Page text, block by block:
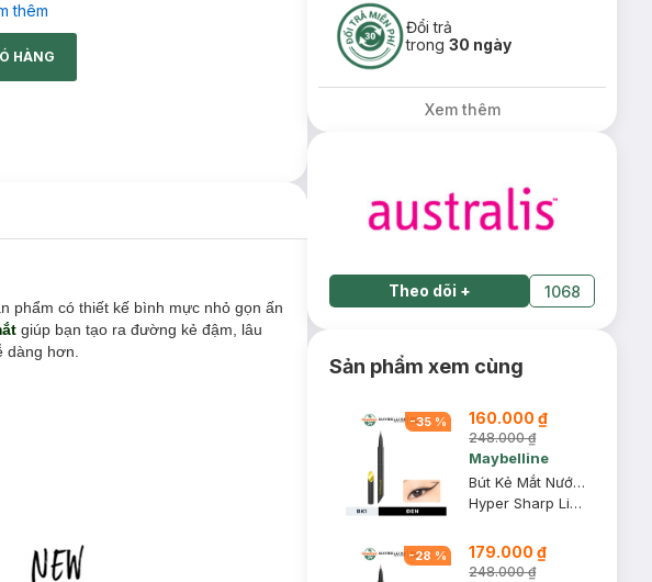
thêm
HÀNG
phẩm có thiết kế bình mực nhỏ gọn ấn
giúp bạn tạo ra đường kẻ đậm, lâu
hơn.
Đổi trả
trong30 ngày
Xem thêm
Theo dõi + 1068
Sản phẩm xem cùng
-35 % 160.000 ₫
248.000 ₫
Maybelline
Bút Kẻ Mắt Nước Maybelline Sắc Mảnh BK1 Đen Sắc Sảo 0.4g
Hyper Sharp Liner Extreme #BK-1 Ultra Black
-28 % 179.000 ₫
248.000 ₫